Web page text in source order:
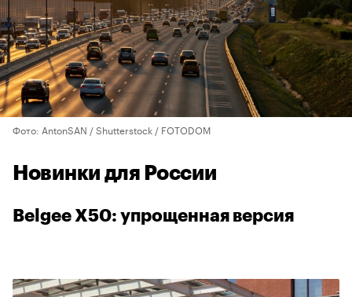
Фото: AntonSAN / Shutterstock / FOTODOM
Новинки для России
Belgee X50: упрощенная версия